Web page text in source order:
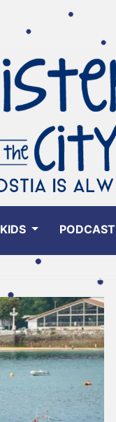
KIDS PODCAST